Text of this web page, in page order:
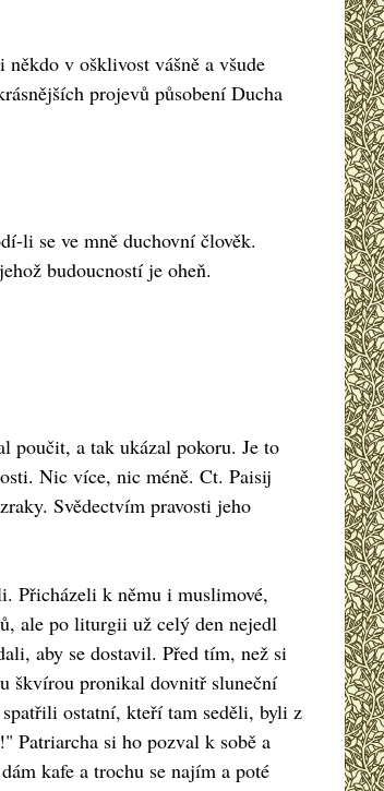
v ošklivost vášně a všude
projevů působení Ducha
li se ve mně duchovní člověk.
budoucností je oheň.
poučit, a tak ukázal pokoru. Je to
Nic více, nic méně. Ct. Paisij
Svědectvím pravosti jeho
Přicházeli k němu i muslimové,
ale po liturgii už celý den nejedl
aby se dostavil. Před tím, než si
škvírou pronikal dovnitř sluneční
ostatní, kteří tam seděli, byli z
Patriarcha si ho pozval k sobě a
kafe a trochu se najím a poté